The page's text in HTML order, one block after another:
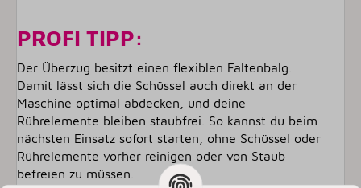
PROFI TIPP:
Der Überzug besitzt einen flexiblen Faltenbalg.
Damit lässt sich die Schüssel auch direkt an der
Maschine optimal abdecken, und deine
Rührelemente bleiben staubfrei. So kannst du beim
nächsten Einsatz sofort starten, ohne Schüssel oder
Rührelemente vorher reinigen oder von Staub
befreien zu müssen.